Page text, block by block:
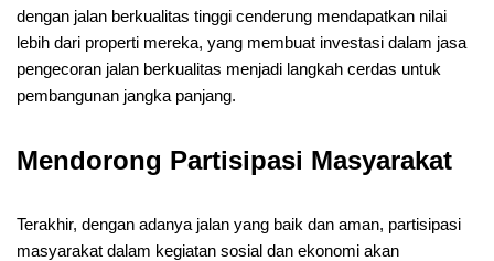
dengan jalan berkualitas tinggi cenderung mendapatkan nilai
lebih dari properti mereka, yang membuat investasi dalam jasa
pengecoran jalan berkualitas menjadi langkah cerdas untuk
pembangunan jangka panjang.
Mendorong Partisipasi Masyarakat
Terakhir, dengan adanya jalan yang baik dan aman, partisipasi
masyarakat dalam kegiatan sosial dan ekonomi akan